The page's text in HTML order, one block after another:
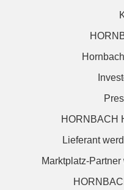
HORNBACH
Lieferant
Marktplatz-